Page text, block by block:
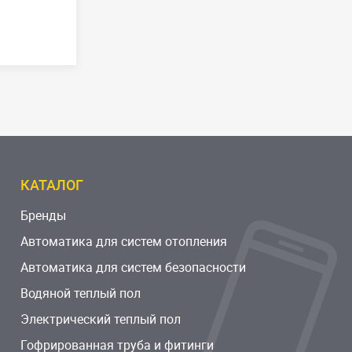
КАТАЛОГ
Бренды
Автоматика для систем отопления
Автоматика для систем безопасности
Водяной теплый пол
Электрический теплый пол
Гофрированная труба и фитинги